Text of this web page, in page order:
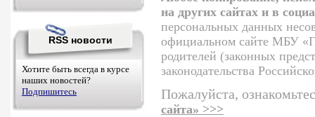
на других сайтах и в
персональных данных
официальном сайте МБУ
родителей (законных
законодательства
Пожалуйста,
сайта» >>>
RSS новости
Хотите быть всегда в курсе
наших новостей?
Подпишитесь